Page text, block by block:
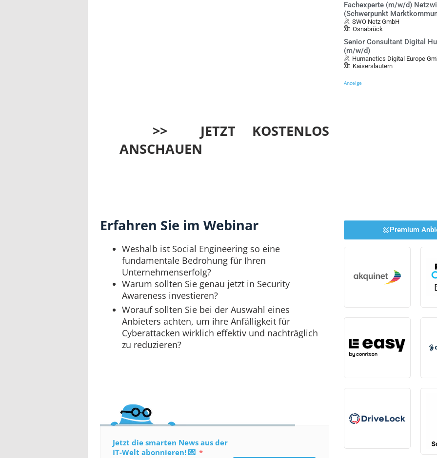
>> JETZT KOSTENLOS
ANSCHAUEN
Erfahren Sie im Webinar
Weshalb ist Social Engineering so eine
fundamentale Bedrohung für Ihren
Unternehmenserfolg?
Warum sollten Sie genau jetzt in Security
Awareness investieren?
Worauf sollten Sie bei der Auswahl eines
Anbieters achten, um ihre Anfälligkeit für
Cyberattacken wirklich effektiv und nachträglich
zu reduzieren?
Jetzt die smarten News aus der
IT-Welt abonnieren! 💌
Fachexperte (m/w/d)
(Schwerpunkt
SWO Netz GmbH
Osnabrück
Senior Consultant Digital
(m/w/d)
Humanetics Digital Europe
Kaiserslautern
Anzeige
Premium